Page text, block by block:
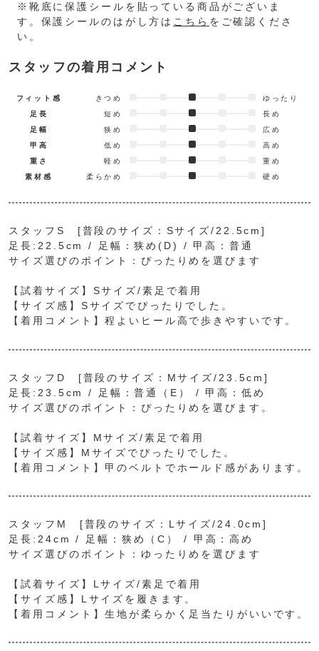
※靴底に保護シールを貼っている商品がございま
す。保護シールのはがし方は こちら をご確認くださ
い。
スタッフの着用コメント
フィット感 きつめ
ゆったり
足長
短め
長め
足幅
狭め
広め
甲高
低め
高め
重さ
軽め
重め
素材感
柔らかめ 硬め
スタッフS [普段のサイズ：Sサイズ/22.5cm]
足長:22.5cm / 足幅：狭め(D) / 甲高：普通
サイズ選びのポイント：ぴったりめを選びます
【試着サイズ】Sサイズ/素足で着用
【サイズ感】Sサイズでぴったりでした。
【着用コメント】程よいヒール高で歩きやすいです。
スタッフD [普段のサイズ：Mサイズ/23.5cm]
足長:23.5cm / 足幅：普通（E） / 甲高：低め
サイズ選びのポイント：ぴったりめを選びます。
【試着サイズ】Mサイズ/素足で着用
【サイズ感】Mサイズでぴったりでした。
【着用コメント】甲のベルトでホールド感があります。
スタッフM [普段のサイズ：Lサイズ/24.0cm]
足長:24cm / 足幅：狭め（C） / 甲高：高め
サイズ選びのポイント：ゆったりめを選びます
【試着サイズ】Lサイズ/素足で着用
【サイズ感】Lサイズを履きます。
【着用コメント】生地が柔らかく足当たりがいいです。